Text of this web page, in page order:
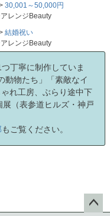
30,001～50,000円
レンジBeauty
結婚祝い
レンジBeauty
丁寧に制作していま
動物たち」「素敵なイ
れ工房、ぶらり途中下
（表参道ヒルズ・神戸
もご覧ください。